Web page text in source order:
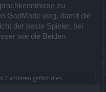
zu
GodMode weg, damit die
der beste Spieler, bei
wie die Beiden
2 anderen gefällt dies.